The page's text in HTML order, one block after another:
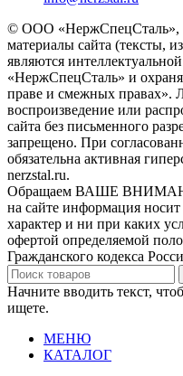
© ООО «НержСпецСталь»,
материалы сайта (тексты,
являются
«НержСпецСталь» и
праве и смежных правах».
воспроизведение или
сайта без письменного
запрещено. При
обязательна активная
nerzstal.ru.
Обращаем ВАШЕ
на сайте информация
характер и ни при каких
офертой определяемой
Гражданского кодекса
Начните вводить текст,
ищете.
МЕНЮ
КАТАЛОГ